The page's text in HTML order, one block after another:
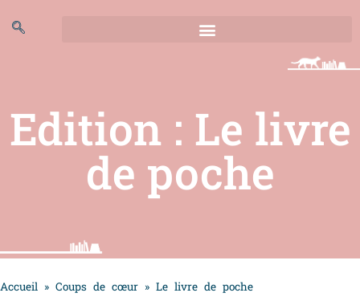
Edition : Le livre
de poche
Accueil » Coups de cœur » Le livre de poche